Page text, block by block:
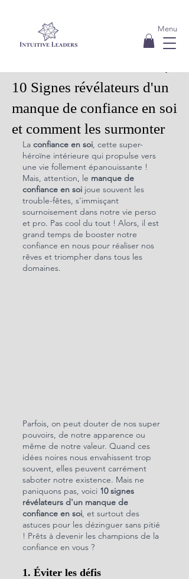
Menu
10 Signes révélateurs d'un
manque de confiance en soi
et comment les surmonter
La confiance en soi, cette super-
héroïne intérieure qui propulse vers
une vie follement épanouissante !
Mais, attention, le manque de
confiance en soi joue souvent les
trouble-fêtes, s'immisçant
sournoisement dans notre vie perso
et pro. Pas cool du tout ! Alors, il est
grand temps de booster notre
confiance en nous pour réaliser nos
rêves et triompher dans tous les
domaines.
Parfois, on peut douter de nos super
pouvoirs, de notre apparence ou
même de notre valeur. Quand ces
idées noires nous envahissent trop
souvent, elles peuvent carrément
saboter notre existence. Mais ne
paniquons pas, voici 10 signes
révélateurs d'un manque de
confiance en soi, et surtout des
astuces pour les dézinguer sans pitié
! Prêts à devenir les champions de la
confiance en vous ?
1. Éviter les défis